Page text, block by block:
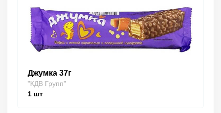
Джумка 37г
"КДВ Групп"
1 шт